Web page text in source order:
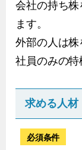
会社の持ち
ます。
外部の人は株
社員のみの特
求める人材
必須条件